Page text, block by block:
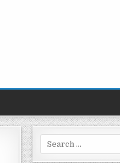
Search
for: